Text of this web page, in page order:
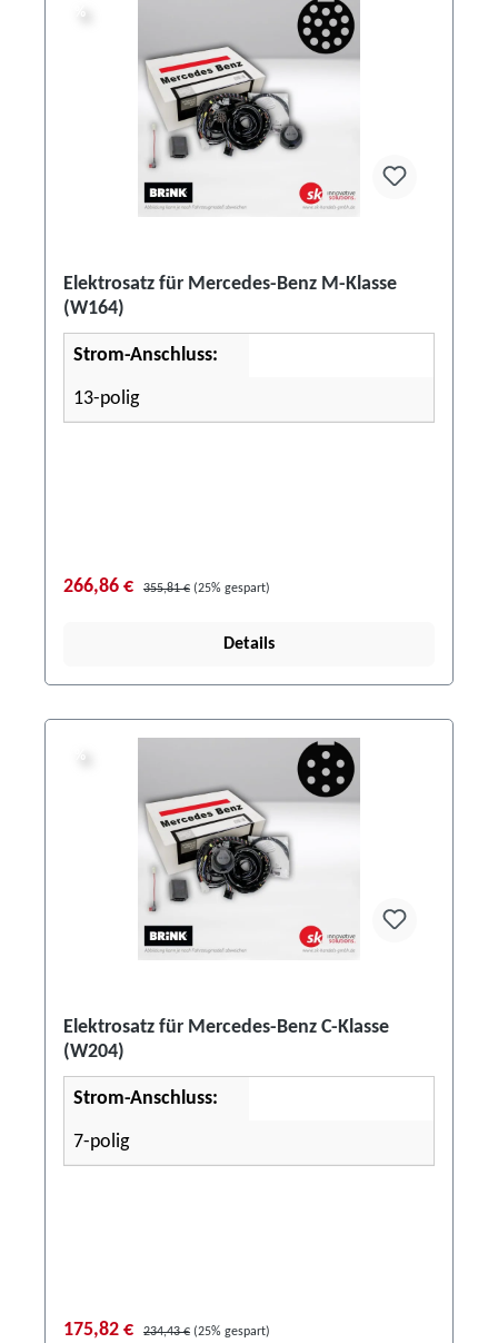
Elektrosatz für Mercedes-Benz M-Klasse
(W164)
Strom-Anschluss:
13-polig
266,86 € 355,81 € (25% gespart)
Details
Elektrosatz für Mercedes-Benz C-Klasse
(W204)
Strom-Anschluss:
7-polig
175,82 € 234,43 € (25% gespart)